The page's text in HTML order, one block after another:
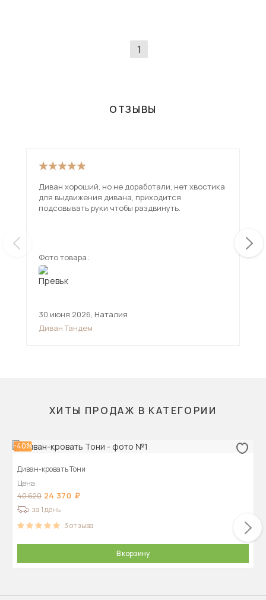
1
ОТЗЫВЫ
Диван хороший, но не доработали, нет хвостика
для выдвижения дивана, приходится
подсовывать руки чтобы раздвинуть.
Фото товара:
30 июня 2026, Наталия
Диван Тандем
ХИТЫ ПРОДАЖ В КАТЕГОРИИ
-40%
Диван-кровать Тони
Цена
40 620 24 370
за 1 день
3отзыва
В корзину